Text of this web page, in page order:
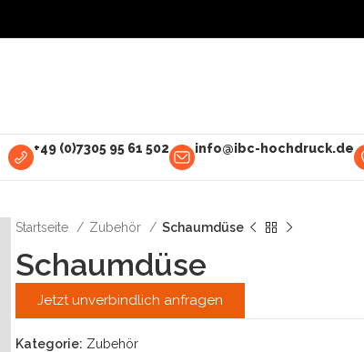
+49 (0)7305 95 61 502 info@ibc-hochdruck.de
Startseite Zubehör Schaumdüse
Schaumdüse
Jetzt unverbindlich anfragen
Kategorie: Zubehör